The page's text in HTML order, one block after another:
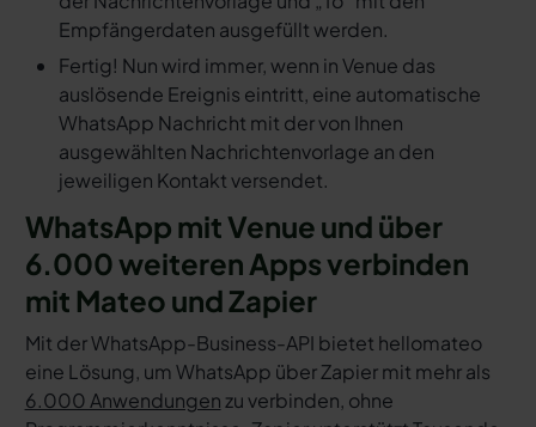
Empfängerdaten ausgefüllt werden.
Fertig! Nun wird immer, wenn in Venue das
auslösende Ereignis eintritt, eine automatische
WhatsApp Nachricht mit der von Ihnen
ausgewählten Nachrichtenvorlage an den
jeweiligen Kontakt versendet.
WhatsApp mit Venue und über
6.000 weiteren Apps verbinden
mit Mateo und Zapier
Mit der WhatsApp-Business-API bietet hellomateo
eine Lösung, um WhatsApp über Zapier mit mehr als
6.000 Anwendungenzu verbinden, ohne